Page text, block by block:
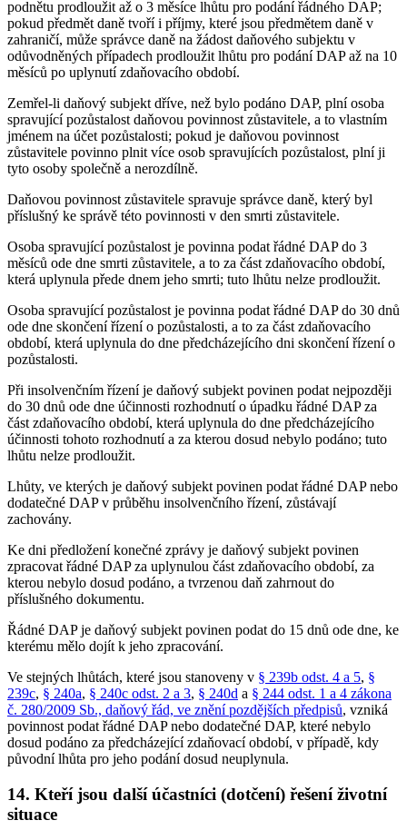
podnětu prodloužit až o 3 měsíce lhůtu pro podání řádného DAP;
pokud předmět daně tvoří i příjmy, které jsou předmětem daně v
zahraničí, může správce daně na žádost daňového subjektu v
odůvodněných případech prodloužit lhůtu pro podání DAP až na 10
měsíců po uplynutí zdaňovacího období.
Zemřel-li daňový subjekt dříve, než bylo podáno DAP, plní osoba
spravující pozůstalost daňovou povinnost zůstavitele, a to vlastním
jménem na účet pozůstalosti; pokud je daňovou povinnost
zůstavitele povinno plnit více osob spravujících pozůstalost, plní ji
tyto osoby společně a nerozdílně.
Daňovou povinnost zůstavitele spravuje správce daně, který byl
příslušný ke správě této povinnosti v den smrti zůstavitele.
Osoba spravující pozůstalost je povinna podat řádné DAP do 3
měsíců ode dne smrti zůstavitele, a to za část zdaňovacího období,
která uplynula přede dnem jeho smrti; tuto lhůtu nelze prodloužit.
Osoba spravující pozůstalost je povinna podat řádné DAP do 30 dnů
ode dne skončení řízení o pozůstalosti, a to za část zdaňovacího
období, která uplynula do dne předcházejícího dni skončení řízení o
pozůstalosti.
Při insolvenčním řízení je daňový subjekt povinen podat nejpozději
do 30 dnů ode dne účinnosti rozhodnutí o úpadku řádné DAP za
část zdaňovacího období, která uplynula do dne předcházejícího
účinnosti tohoto rozhodnutí a za kterou dosud nebylo podáno; tuto
lhůtu nelze prodloužit.
Lhůty, ve kterých je daňový subjekt povinen podat řádné DAP nebo
dodatečné DAP v průběhu insolvenčního řízení, zůstávají
zachovány.
Ke dni předložení konečné zprávy je daňový subjekt povinen
zpracovat řádné DAP za uplynulou část zdaňovacího období, za
kterou nebylo dosud podáno, a tvrzenou daň zahrnout do
příslušného dokumentu.
Řádné DAP je daňový subjekt povinen podat do 15 dnů ode dne, ke
kterému mělo dojít k jeho zpracování.
Ve stejných lhůtách, které jsou stanoveny v § 239b odst. 4 a 5, §
239c, § 240a, § 240c odst. 2 a 3, § 240d a § 244 odst. 1 a 4 zákona
č. 280/2009 Sb., daňový řád, ve znění pozdějších předpisů, vzniká
povinnost podat řádné DAP nebo dodatečné DAP, které nebylo
dosud podáno za předcházející zdaňovací období, v případě, kdy
původní lhůta pro jeho podání dosud neuplynula.
14. Kteří jsou další účastníci (dotčení) řešení životní
situace